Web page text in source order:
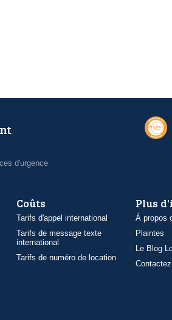
d'urgence
Coûts
Tarifs d'appel international
Tarifs de message texte
international
Tarifs de numéro de location
Plus
À propos
Plaintes
Le Blog